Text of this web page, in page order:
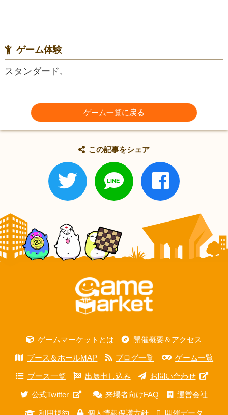
ゲーム体験
スタンダード,
ゲーム一覧に戻る
この記事をシェア
ゲームマーケットとは 開催概要＆アクセス
ブース＆ホールMAP ブログ一覧 ゲーム一覧
ブース一覧 出展申し込み お問い合わせ
公式Twitter 来場者向けFAQ 運営会社